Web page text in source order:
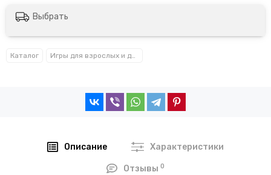
Выбрать
Каталог Игры для взрослых и детей
Описание Характеристики
Отзывы0